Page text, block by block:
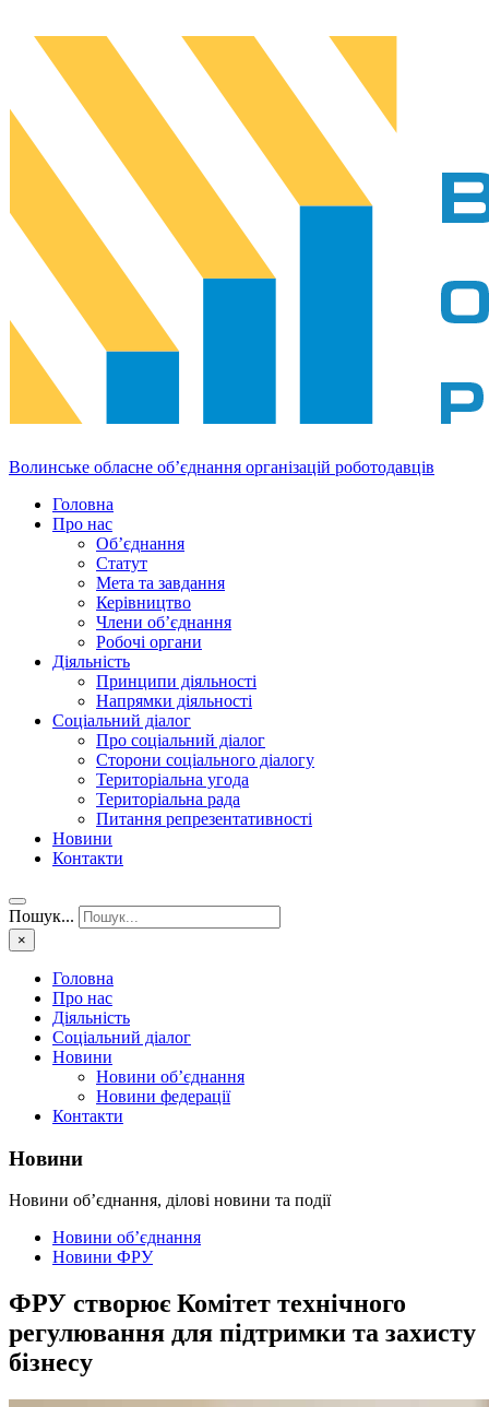
Волинське обласне об’єднання організацій роботодавців
Головна
Про нас
Об’єднання
Статут
Мета та завдання
Керівництво
Члени об’єднання
Робочі органи
Діяльність
Принципи діяльності
Напрямки діяльності
Соціальний діалог
Про соціальний діалог
Сторони соціального діалогу
Територіальна угода
Територіальна рада
Питання репрезентативності
Новини
Контакти
Пошук...
×
Головна
Про нас
Діяльність
Соціальний діалог
Новини
Новини об’єднання
Новини федерації
Контакти
Новини
Новини об’єднання, ділові новини та події
Новини об’єднання
Новини ФРУ
ФРУ створює Комітет технічного
регулювання для підтримки та захисту
бізнесу